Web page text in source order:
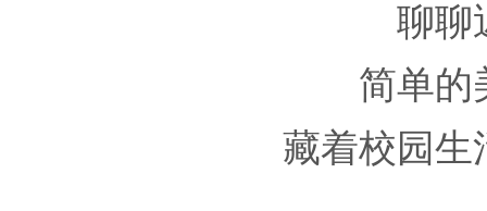
聊聊
简单的
藏着校园生